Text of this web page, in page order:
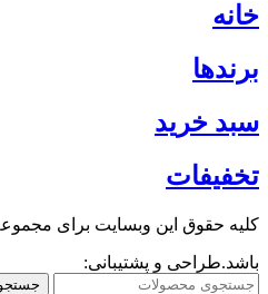
خانه
برندها
سبد خرید
تخفیفات
کلیه حقوق این وبسایت برای
باشد.طراحی و پشتیبانی: